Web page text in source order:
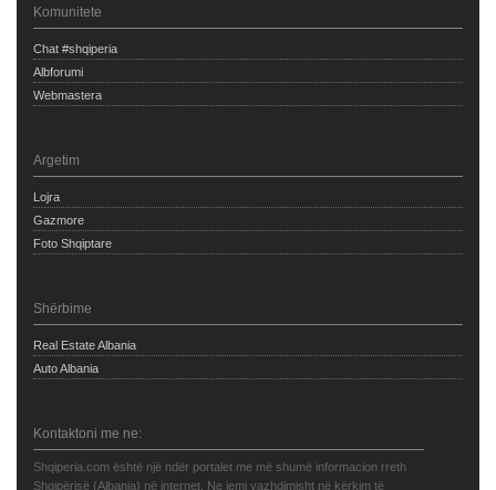
Komunitete
Chat #shqiperia
Albforumi
Webmastera
Argetim
Lojra
Gazmore
Foto Shqiptare
Shërbime
Real Estate Albania
Auto Albania
Kontaktoni me ne:
Shqiperia.com është një ndër portalet me më shumë informacion rreth
Shqipërisë (Albania) në internet. Ne jemi vazhdimisht në kërkim të